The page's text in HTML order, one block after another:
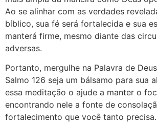
Ao se alinhar com as verdades
bíblico, sua fé será fortalecida e sua
manterá firme, mesmo diante das
adversas.
Portanto, mergulhe na Palavra de
Salmo 126 seja um bálsamo para sua
essa meditação o ajude a manter o
encontrando nele a fonte de
fortalecimento que você tanto precisa.